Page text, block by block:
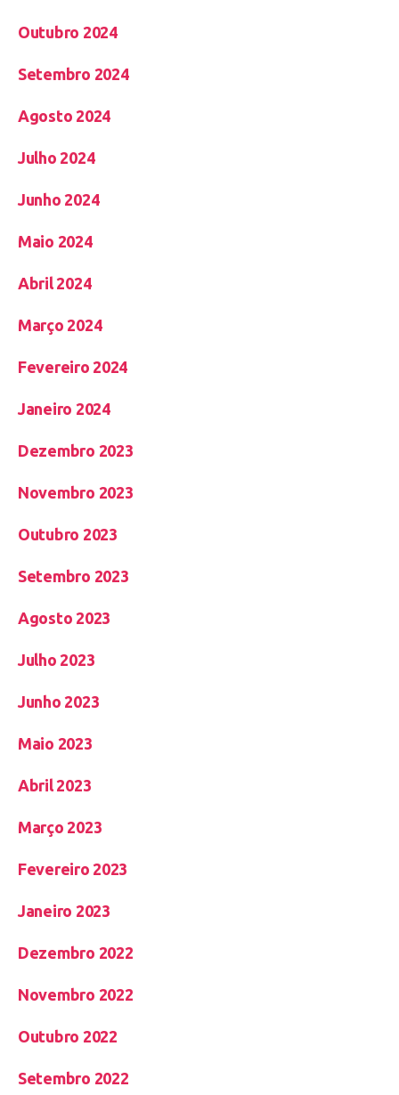
Outubro 2024
Setembro 2024
Agosto 2024
Julho 2024
Junho 2024
Maio 2024
Abril 2024
Março 2024
Fevereiro 2024
Janeiro 2024
Dezembro 2023
Novembro 2023
Outubro 2023
Setembro 2023
Agosto 2023
Julho 2023
Junho 2023
Maio 2023
Abril 2023
Março 2023
Fevereiro 2023
Janeiro 2023
Dezembro 2022
Novembro 2022
Outubro 2022
Setembro 2022